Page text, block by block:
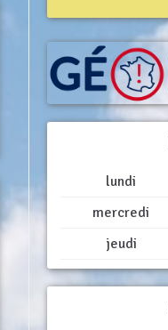
lundi
mercredi
jeudi